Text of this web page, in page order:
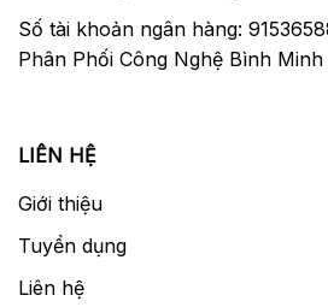
Số tài khoản ngân hàng:
Phân Phối Công Nghệ Bình
LIÊN HỆ
Giới thiệu
Tuyển dụng
Liên hệ